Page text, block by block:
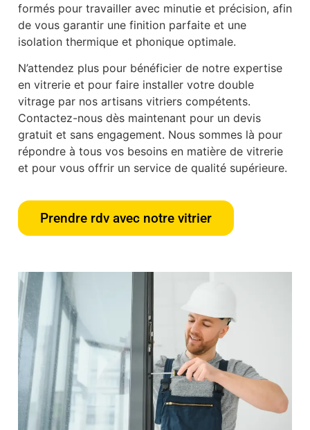
formés pour travailler avec minutie et précision, afin
de vous garantir une finition parfaite et une
isolation thermique et phonique optimale.
N’attendez plus pour bénéficier de notre expertise
en vitrerie et pour faire installer votre double
vitrage par nos artisans vitriers compétents.
Contactez-nous dès maintenant pour un devis
gratuit et sans engagement. Nous sommes là pour
répondre à tous vos besoins en matière de vitrerie
et pour vous offrir un service de qualité supérieure.
Prendre rdv avec notre vitrier